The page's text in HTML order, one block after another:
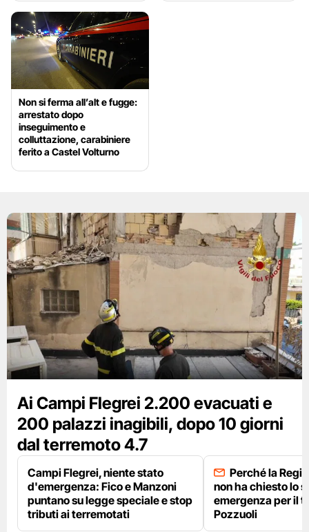
Non si ferma all’alt e fugge:
arrestato dopo
inseguimento e
colluttazione, carabiniere
ferito a Castel Volturno
Ai Campi Flegrei 2.200 evacuati e
200 palazzi inagibili, dopo 10 giorni
dal terremoto 4.7
Campi Flegrei, niente stato
d'emergenza: Fico e Manzoni
puntano su legge speciale e stop
tributi ai terremotati
Perché la
non ha chiesto lo
emergenza per il
Pozzuoli